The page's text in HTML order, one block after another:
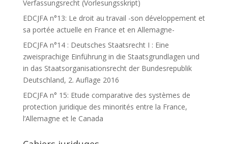
Verfassungsrecht (Vorlesungsskript)
EDCJFA n°13: Le droit au travail -son développement et
sa portée actuelle en France et en Allemagne-
EDCJFA n°14 : Deutsches Staatsrecht I : Eine
zweisprachige Einführung in die Staatsgrundlagen und
in das Staatsorganisationsrecht der Bundesrepublik
Deutschland, 2. Auflage 2016
EDCJFA n° 15: Etude comparative des systèmes de
protection juridique des minorités entre la France,
l’Allemagne et le Canada